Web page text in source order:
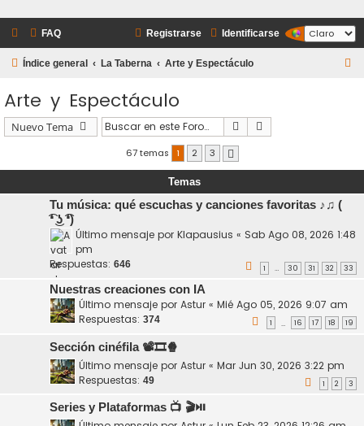
FAQ Identificarse
Registrarse
Índice general La Taberna Arte y Espectáculo
r
Arte y Espectáculo
Nuevo Tema Buscar
67 temas 1 2 3
Temas
Tu música: qué escuchas y canciones favoritas ♪♫ (
͡❛ ͜ʖ ͡❛)
Último mensaje por Klapausius « Sab Ago 08, 2026 1:48
pm
Respuestas: 646 1 … 30 31 32 33
Nuestras creaciones con IA
Último mensaje por Astur « Mié Ago 05, 2026 9:07 am
Respuestas: 374 1 … 16 17 18 19
Sección cinéfila 📽️🎞️🍿
Último mensaje por Astur « Mar Jun 30, 2026 3:22 pm
Respuestas: 49 1 2 3
Series y Plataformas 📺 🎬⏯️